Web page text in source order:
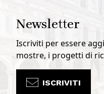
Newsletter
Iscriviti per essere
mostre, i progetti di
ISCRIVITI